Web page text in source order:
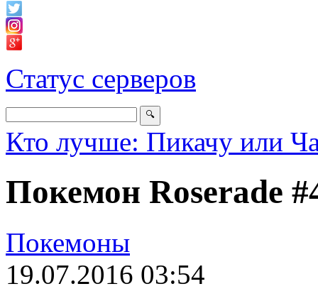
Статус серверов
Кто лучше: Пикачу или
Покемон Roserade
Покемоны
19.07.2016 03:54